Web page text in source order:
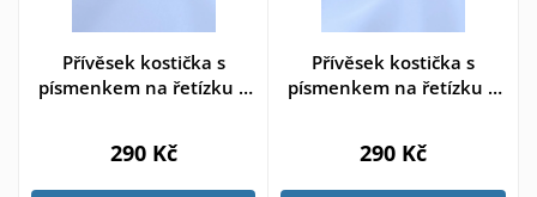
Přívěsek kostička s
písmenkem na řetízku >
290 Kč
Přívěsek kostička s
písmenkem na řetízku >
290 Kč